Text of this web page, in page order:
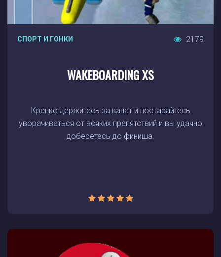
СПОРТ И ГОНКИ 2179
WAKEBOARDING XS
Крепко держитесь за канат и постарайтесь
уворачиваться от всяких препятствий и вы удачно
доберетесь до финиша.